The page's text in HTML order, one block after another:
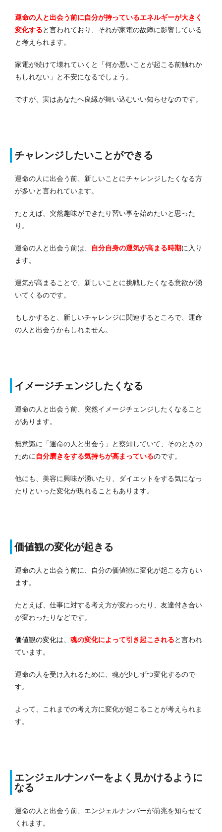
運命の人と出会う前に自分が持っているエネルギーが大きく
変化すると言われており、それが家電の故障に影響している
と考えられます。
家電が続けて壊れていくと「何か悪いことが起こる前触れか
もしれない」と不安になるでしょう。
ですが、実はあなたへ良縁が舞い込むいい知らせなのです。
チャレンジしたいことができる
運命の人に出会う前、新しいことにチャレンジしたくなる方
が多いと言われています。
たとえば、突然趣味ができたり習い事を始めたいと思った
り。
運命の人と出会う前は、 自分自身の運気が高まる時期に入り
ます。
運気が高まることで、新しいことに挑戦したくなる意欲が湧
いてくるのです。
もしかすると、新しいチャレンジに関連するところで、運命
の人と出会うかもしれません。
イメージチェンジしたくなる
運命の人と出会う前、突然イメージチェンジしたくなること
があります。
無意識に「運命の人と出会う」と察知していて、そのときの
ために自分磨きをする気持ちが高まっているのです。
他にも、美容に興味が湧いたり、ダイエットをする気になっ
たりといった変化が現れることもあります。
価値観の変化が起きる
運命の人と出会う前に、自分の価値観に変化が起こる方もい
ます。
たとえば、仕事に対する考え方が変わったり、友達付き合い
が変わったりなどです。
価値観の変化は、 魂の変化によって引き起こされると言われ
ています。
運命の人を受け入れるために、魂が少しずつ変化するので
す。
よって、これまでの考え方に変化が起こることが考えられま
す。
エンジェルナンバーをよく見かけるように
なる
運命の人と出会う前、エンジェルナンバーが前兆を知らせて
くれます。